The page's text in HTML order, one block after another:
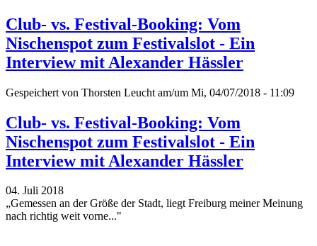
Club- vs. Festival-Booking: Vom
Nischenspot zum Festivalslot - Ein
Interview mit Alexander Hässler
Gespeichert von Thorsten Leucht am/um Mi, 04/07/2018 - 11:09
Club- vs. Festival-Booking: Vom
Nischenspot zum Festivalslot - Ein
Interview mit Alexander Hässler
04. Juli 2018
„Gemessen an der Größe der Stadt, liegt Freiburg meiner Meinung
nach richtig weit vorne..."